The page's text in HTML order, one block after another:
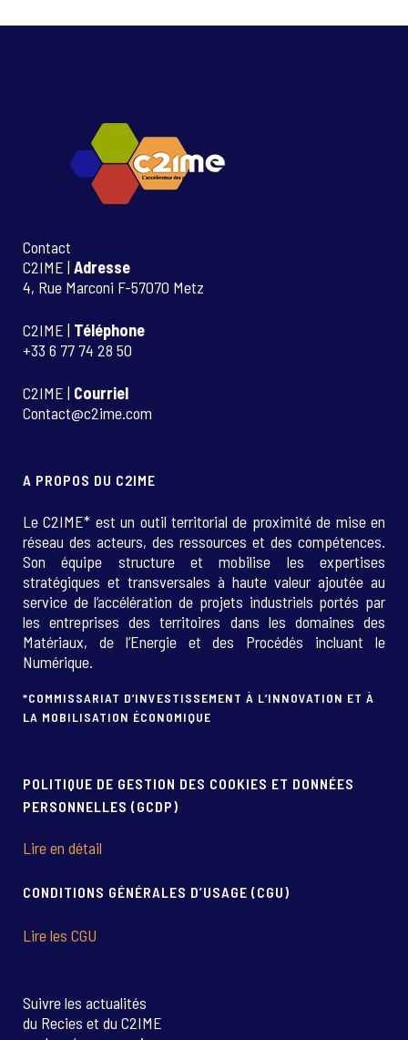
Contact
C2IME | Adresse
4, Rue Marconi F-57070 Metz
C2IME | Téléphone
+33 6 77 74 28 50
C2IME | Courriel
Contact@c2ime.com
A PROPOS DU C2IME
Le C2IME* est un outil territorial de proximité de mise en
réseau des acteurs, des ressources et des compétences.
Son équipe structure et mobilise les expertises
stratégiques et transversales à haute valeur ajoutée au
service de l’accélération de projets industriels portés par
les entreprises des territoires dans les domaines des
Matériaux, de l’Energie et des Procédés incluant le
Numérique.
*COMMISSARIAT D’INVESTISSEMENT À L’INNOVATION ET À
LA MOBILISATION ÉCONOMIQUE
POLITIQUE DE GESTION DES COOKIES ET DONNÉES
PERSONNELLES (GCDP)
Lire en détail
CONDITIONS GÉNÉRALES D’USAGE (CGU)
Lire les CGU
Suivre les actualités
du Recies et du C2IME